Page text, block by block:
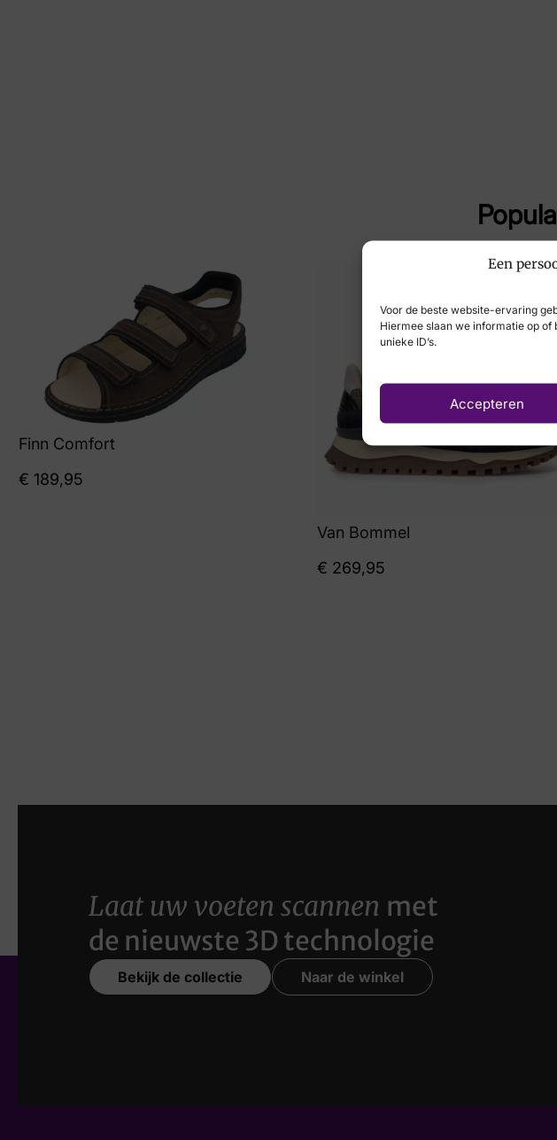
Een
Voor de beste website-ervaring
Hiermee slaan we informatie op
unieke ID’s.
Accepteren
Finn Comfort
€ 189,95
Van Bommel
€ 269,95
Laat uw voeten scannen met
de nieuwste 3D technologie
Bekijk de collectie Naar de winkel